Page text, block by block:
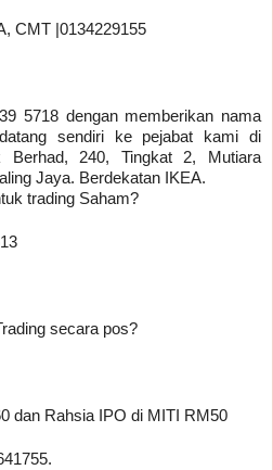
CMT |0134229155
5718 dengan memberikan nama
sendiri ke pejabat kami di
Berhad, 240, Tingkat 2, Mutiara
Jaya. Berdekatan IKEA.
trading Saham?
secara pos?
dan Rahsia IPO di MITI RM50